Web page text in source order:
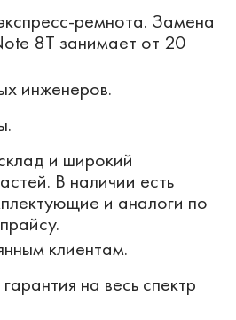
ремнота. Замена
8T занимает от 20
инженеров.
и широкий
В наличии есть
и аналоги по
клиентам.
на весь спектр